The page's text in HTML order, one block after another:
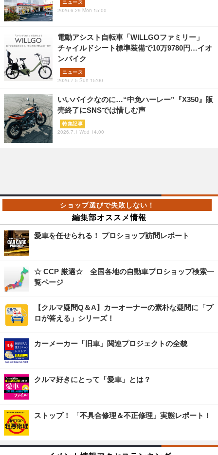
ニュース
2026.6.29 Mon 15:00
電動アシスト自転車「WILLGOファミリー」
チャイルドシート標準装備で10万9780円…イオ
ンバイク
ニュース
2026.7.5 Sun 15:00
いいバイクなのに…“中免ハーレー”『X350』販
売終了にSNSでは惜しむ声
特集記事
2026.7.1 Wed 14:00
編集部オススメ情報
愛車を任せられる！ プロショップ訪問レポート
☆ CCP 厳選☆ 全国各地の自動車プロショップ検索一
覧ページ
【クルマ疑問Q＆A】カーオーナーの素朴な疑問に「プ
ロが答える」シリーズ！
カーメーカー「旧車」関連プロジェクトの全貌
クルマ好きにとって「愛車」とは？
ストップ！ 「不具合修理＆不正修理」実態レポート！